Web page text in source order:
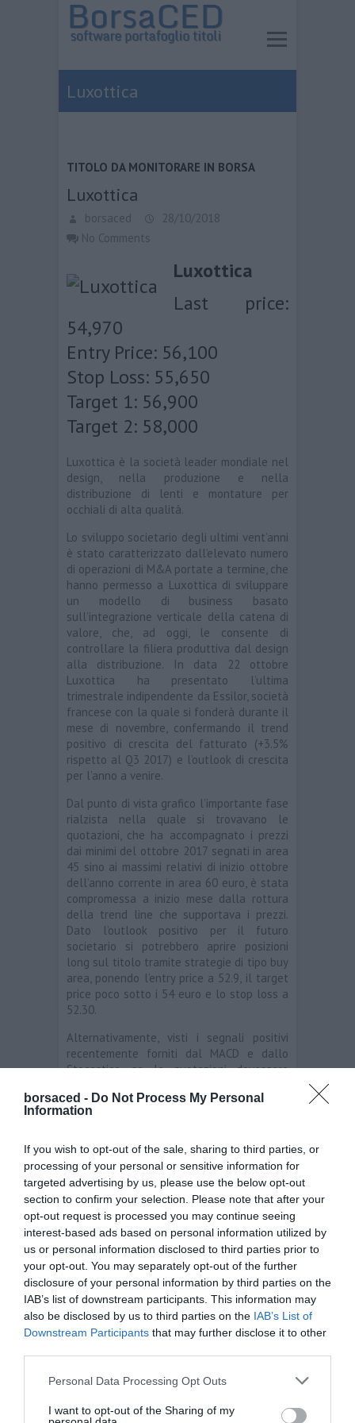
borsaced - Do Not Process My Personal
Information
If you wish to opt-out of the sale, sharing to third parties, or
processing of your personal or sensitive information for
targeted advertising by us, please use the below opt-out
section to confirm your selection. Please note that after your
opt-out request is processed you may continue seeing
interest-based ads based on personal information utilized by
us or personal information disclosed to third parties prior to
your opt-out. You may separately opt-out of the further
disclosure of your personal information by third parties on the
IAB’s list of downstream participants. This information may
also be disclosed by us to third parties on the IAB’s List of
Downstream Participants that may further disclose it to other
Please note that this website/app uses one or more Google
not limited to your visit or usage behaviour. You may click to
Personal Data Processing Opt Outs
I want to opt-out of the Sharing of my
Luxottica
TITOLO DA MONITORARE IN BORSA
Luxottica
borsaced
28/10/2018
No Comments
Luxottica
Last price:
54,970
Entry Price: 56,100
Stop Loss: 55,650
Target 1: 56,900
Target 2: 58,000
Luxottica è la società leader mondiale nel
design, nella produzione e nella
distribuzione di lenti e montature per
occhiali di alta qualità.
Lo sviluppo societario degli ultimi vent’anni
è stato caratterizzato dall’elevato numero
di operazioni di M&A portate a termine, che
hanno permesso a Luxottica di sviluppare
un modello di business basato
sull’integrazione verticale della catena di
valore, che, ad oggi, le consente di
controllare la filiera produttiva dal design
alla distribuzione. In data 22 ottobre
Luxottica ha presentato l’ultima
trimestrale indipendente da Essilor, società
francese con la quale si fonderà durante il
mese di novembre, confermando il trend
positivo di crescita del fatturato (+3.5%
rispetto al Q3 2017) e l’outlook di crescita
per l’anno a venire.
Dal punto di vista grafico l’importante fase
rialzista nella quale si trovavano le
quotazioni, che ha accompagnato i prezzi
dai minimi del ottobre 2017 segnati in area
45 sino ai massimi relativi di inizio ottobre
dell’anno corrente in area 60 euro, è stata
compromessa a inizio mese dalla rottura
della trend line che supportava i prezzi.
Dato l’outlook positivo per il futuro
societario si potrebbero aprire posizioni
long sul titolo tramite strategie di tipo buy
area, ponendo l’entry price a 52.9, il target
price poco sotto i 54 euro e lo stop loss a
52.30.
Alternativamente, visti i segnali positivi
recentemente forniti dal MACD e dallo
Stocastico, se le quotazioni dovessero
dinamica costituita dalla “vecchia”
trendline e il livello dei 56.1 il primo target
individuabile nei 56.90 euro e,
successivamente, attorno all’area dei 58.
Attivando una strategia buy up su tali
livelli sarebbe opportuno fissare lo stop
loss a 55.65 euro.
ProvaFIDA TRADER, Dati Metastock di
qualità! E´ arrivata la nuova
FIDAworkstation Plus, provala
gratuitamente!FIDA Finanza Dati Analisi
Luxottica
←Erg Cattolica Assicurazioni→